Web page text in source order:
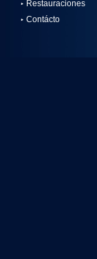
‣ Restauraciones
‣ Contácto